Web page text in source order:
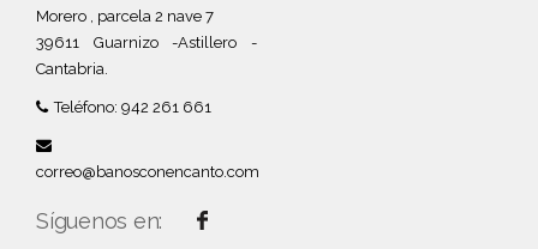
Morero , parcela 2 nave 7
39611 Guarnizo -Astillero -
Cantabria.
Teléfono: 942 261 661
correo@banosconencanto.com
Síguenos en: